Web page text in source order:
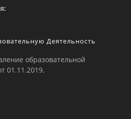
Деятельность
образовательной
01.11.2019.